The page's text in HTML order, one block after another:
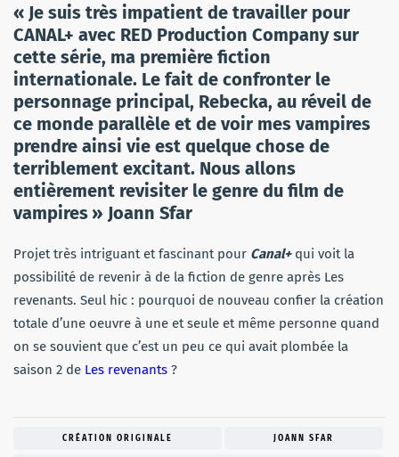
« Je suis très impatient de travailler pour
CANAL+ avec RED Production Companysur
cette série, ma première fiction
internationale. Le fait de confronter le
personnage principal, Rebecka, au réveil de
ce monde parallèle et de voir mes vampires
prendre ainsi vie est quelque chose de
terriblement excitant. Nous allons
entièrement revisiter le genre du film de
vampires » Joann Sfar
Projet très intriguant et fascinant pour Canal+qui voit la
possibilité de revenir à de la fiction de genre après Les
revenants. Seul hic : pourquoi de nouveau confier la création
totale d’une oeuvre à une et seule et même personne quand
on se souvient que c’est un peu ce qui avait plombée la
saison 2 de Les revenants ?
CRÉATION ORIGINALE JOANN SFAR